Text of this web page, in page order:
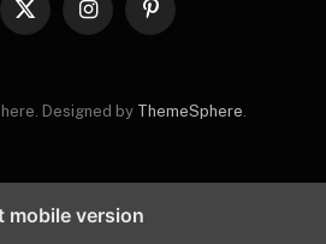
X
InstagramPinterest
Designed by ThemeSphere
mobile version